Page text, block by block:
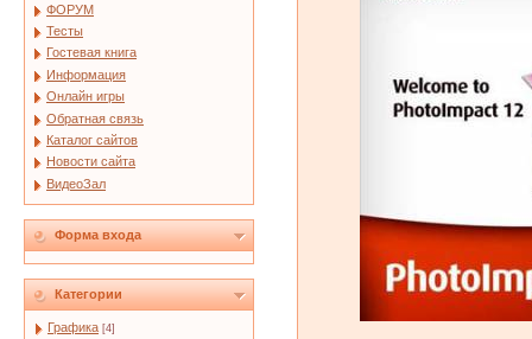
ФОРУМ
Тесты
Гостевая книга
Информация
Онлайн игры
Обратная связь
Каталог сайтов
Новости сайта
ВидеоЗал
Форма входа
Категории
Графика [4]